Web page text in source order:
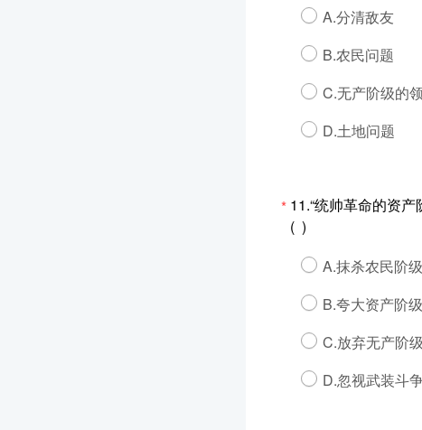
A.分清敌友
B.农民问题
C.无产阶级的
D.土地问题
* 11.“统帅革命的资
( )
A.抹杀农民阶
B.夸大资产阶
C.放弃无产阶
D.忽视武装斗